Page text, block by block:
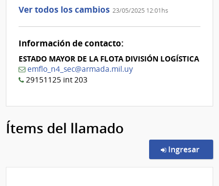
aclaración
0
Ver todos los cambios 23/05/2025 12:01hs
Información de contacto:
ESTADO MAYOR DE LA FLOTA DIVISIÓN LOGÍSTICA
emflo_n4_sec@armada.mil.uy
29151125 int 203
Ítems del llamado
Ingresar